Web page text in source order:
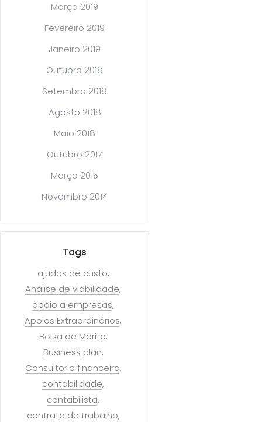
Março 2019
Fevereiro 2019
Janeiro 2019
Outubro 2018
Setembro 2018
Agosto 2018
Maio 2018
Outubro 2017
Março 2015
Novembro 2014
Tags
ajudas de custo
Análise de viabilidade
apoio a empresas
Apoios Extraordinários
Bolsa de Mérito
Business plan
Consultoria financeira
contabilidade
contabilista
contrato de trabalho